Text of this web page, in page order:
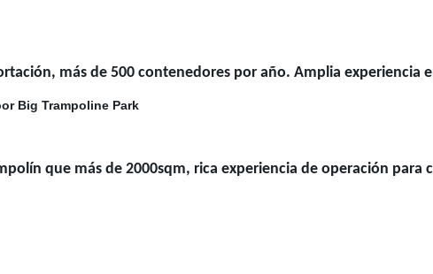
más de 500 contenedores por año. Amplia experiencia
que más de 2000sqm, rica experiencia de operación